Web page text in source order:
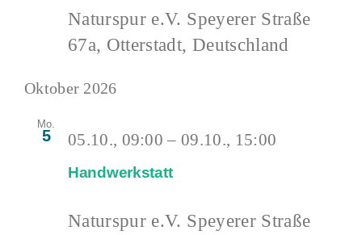
Naturspur e.V. Speyerer Straße
67a, Otterstadt, Deutschland
Oktober 2026
Mo.
5
Handwerkstatt
05.10., 09:00 –09.10., 15:00
Naturspur e.V. Speyerer Straße